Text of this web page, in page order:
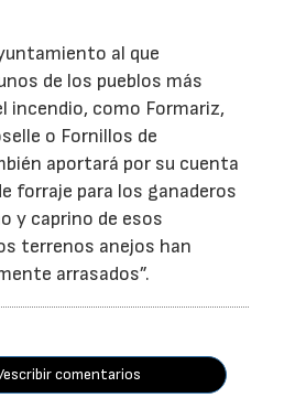
al que
de los pueblos más
incendio, como Formariz,
o Fornillos de
aportará por su cuenta
forraje para los ganaderos
y caprino de esos
terrenos anejos han
arrasados”.
escribir comentarios